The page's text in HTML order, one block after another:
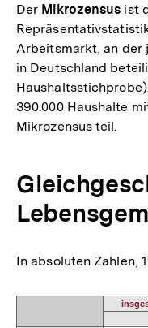
Der Mikrozensus ist
Arbeitsmarkt, an der
in Deutschland
390.000 Haushalte
Mikrozensus teil.
In absoluten Zahlen,